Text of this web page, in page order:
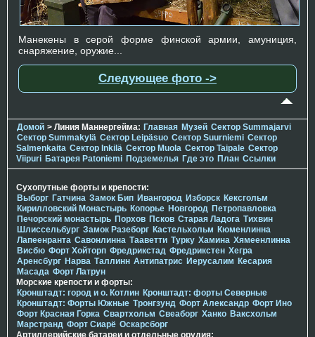
Манекены в серой форме финской армии, амуниция,
снаряжение, оружие...
Следующее фото ->
Домой > Линия Маннергейма: Главная Музей Сектор Summajarvi
Сектор Summakylä Сектор Leipäsuo Сектор Suurniemi Сектор
Salmenkaita Сектор Inkilä Сектор Muola Сектор Taipale Сектор
Viipuri Батарея Patoniemi Подземелья Где это План Ссылки
Сухопутные форты и крепости:
Выборг Гатчина Замок Бип Ивангород Изборск Кексгольм
Кирилловский Монастырь Копорье Новгород Петропавловка
Печорcкий монастырь Порхов Псков Старая Ладога Тихвин
Шлиссельбург Замок Разеборг Кастельхольм Кюменлинна
Лапеенранта Савонлинна Тааветти Турку Хамина Хямеенлинна
Висбю Форт Хойторп Фредрикстад Фредрикстен Хегра
Аренсбург Нарва Таллинн Антипатрис Иерусалим Кесария
Масада Форт Латрун
Морские крепости и форты:
Кронштадт: город и о. Котлин Кронштадт: форты Северные
Кронштадт: Форты Южные Тронгзунд Форт Александр Форт Ино
Форт Красная Горка Свартхольм Свеаборг Ханко Ваксхольм
Марстранд Форт Сиарё Оскарсборг
Артиллерийские батареи и отдельные орудия: